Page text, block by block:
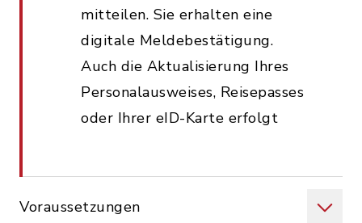
mitteilen. Sie erhalten eine
digitale Meldebestätigung.
Auch die Aktualisierung Ihres
Personalausweises, Reisepasses
oder Ihrer eID-Karte erfolgt
Voraussetzungen